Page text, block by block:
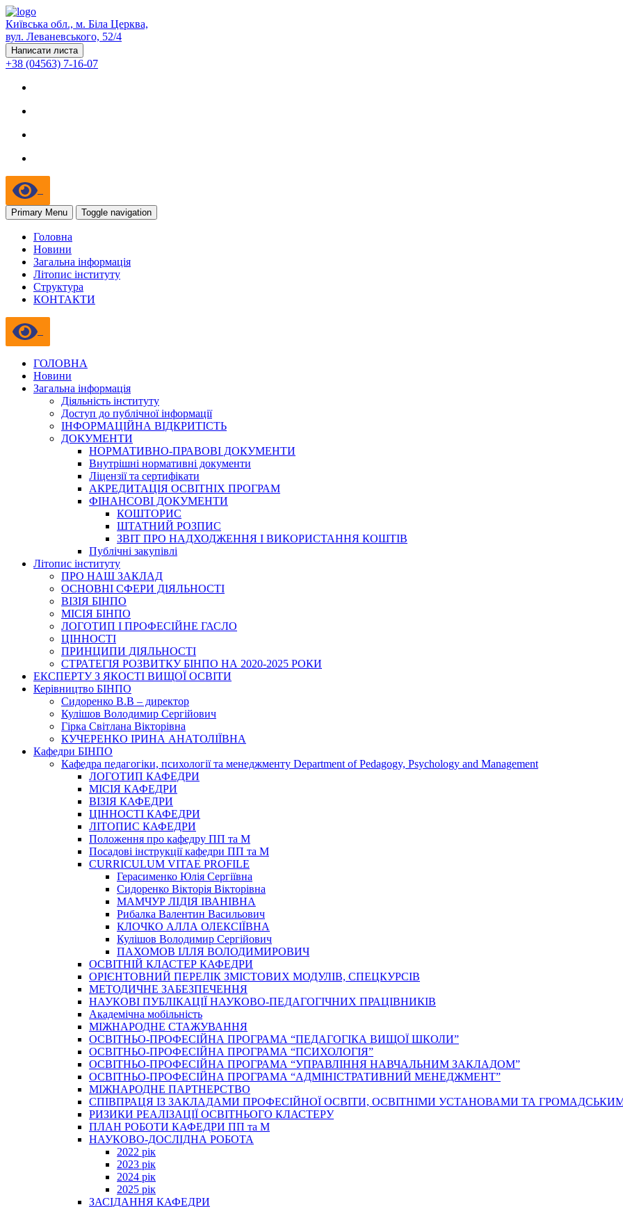
Київська обл., м. Біла Церква,
вул. Леваневського, 52/4
Написати листа
+38 (04563) 7-16-07
Primary Menu Toggle navigation
Головна
Новини
Загальна інформація
Літопис інституту
Структура
КОНТАКТИ
ГОЛОВНА
Новини
Загальна інформація
Діяльність інституту
Доступ до публічної інформації
ІНФОРМАЦІЙНА ВІДКРИТІСТЬ
ДОКУМЕНТИ
НОРМАТИВНО-ПРАВОВІ ДОКУМЕНТИ
Внутрішні нормативні документи
Ліцензії та сертифікати
АКРЕДИТАЦІЯ ОСВІТНІХ ПРОГРАМ
ФІНАНСОВІ ДОКУМЕНТИ
КОШТОРИС
ШТАТНИЙ РОЗПИС
ЗВІТ ПРО НАДХОДЖЕННЯ І ВИКОРИСТАННЯ КОШТІВ
Публічні закупівлі
Літопис інституту
ПРО НАШ ЗАКЛАД
ОСНОВНІ СФЕРИ ДІЯЛЬНОСТІ
ВІЗІЯ БІНПО
МІСІЯ БІНПО
ЛОГОТИП І ПРОФЕСІЙНЕ ГАСЛО
ЦІННОСТІ
ПРИНЦИПИ ДІЯЛЬНОСТІ
СТРАТЕГІЯ РОЗВИТКУ БІНПО НА 2020-2025 РОКИ
ЕКСПЕРТУ З ЯКОСТІ ВИЩОЇ ОСВІТИ
Керівництво БІНПО
Сидоренко В.В – директор
Кулішов Володимир Сергійович
Гірка Світлана Вікторівна
КУЧЕРЕНКО ІРИНА АНАТОЛІЇВНА
Кафедри БІНПО
Кафедра педагогіки, психології та менеджменту Department of Pedagogy, Psychology and Management
ЛОГОТИП КАФЕДРИ
МІСІЯ КАФЕДРИ
ВІЗІЯ КАФЕДРИ
ЦІННОСТІ КАФЕДРИ
ЛІТОПИС КАФЕДРИ
Положення про кафедру ПП та М
Посадові інструкції кафедри ПП та М
CURRICULUM VITAE PROFILE
Герасименко Юлія Сергіївна
Сидоренко Вікторія Вікторівна
МАМЧУР ЛІДІЯ ІВАНІВНА
Рибалка Валентин Васильович
КЛОЧКО АЛЛА ОЛЕКСІЇВНА
Кулішов Володимир Сергійович
ПАХОМОВ ІЛЛЯ ВОЛОДИМИРОВИЧ
ОСВІТНІЙ КЛАСТЕР КАФЕДРИ
ОРІЄНТОВНИЙ ПЕРЕЛІК ЗМІСТОВИХ МОДУЛІВ, СПЕЦКУРСІВ
МЕТОДИЧНЕ ЗАБЕЗПЕЧЕННЯ
НАУКОВІ ПУБЛІКАЦІЇ НАУКОВО-ПЕДАГОГІЧНИХ ПРАЦІВНИКІВ
Академічна мобільність
МІЖНАРОДНЕ СТАЖУВАННЯ
ОСВІТНЬО-ПРОФЕСІЙНА ПРОГРАМА “ПЕДАГОГІКА ВИЩОЇ ШКОЛИ”
ОСВІТНЬО-ПРОФЕСІЙНА ПРОГРАМА “ПСИХОЛОГІЯ”
ОСВІТНЬО-ПРОФЕСІЙНА ПРОГРАМА “УПРАВЛІННЯ НАВЧАЛЬНИМ ЗАКЛАДОМ”
ОСВІТНЬО-ПРОФЕСІЙНА ПРОГРАМА “АДМІНІСТРАТИВНИЙ МЕНЕДЖМЕНТ”
МІЖНАРОДНЕ ПАРТНЕРСТВО
СПІВПРАЦЯ ІЗ ЗАКЛАДАМИ ПРОФЕСІЙНОЇ ОСВІТИ, ОСВІТНІМИ УСТАНОВАМИ ТА
РИЗИКИ РЕАЛІЗАЦІЇ ОСВІТНЬОГО КЛАСТЕРУ
ПЛАН РОБОТИ КАФЕДРИ ПП та М
НАУКОВО-ДОСЛІДНА РОБОТА
2022 рік
2023 рік
2024 рік
2025 рік
ЗАСІДАННЯ КАФЕДРИ